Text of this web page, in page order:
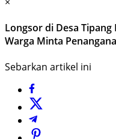
Longsor di Desa Tipang
Warga Minta
Sebarkan artikel ini